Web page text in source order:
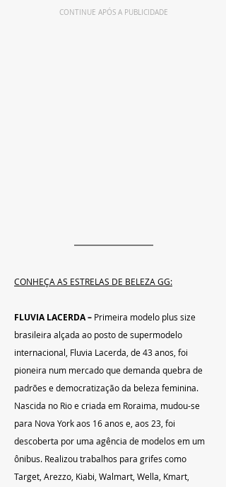
CONTINUE APÓS A PUBLICIDADE
CONHEÇA AS ESTRELAS DE BELEZA GG:
FLUVIA LACERDA – Primeira modelo plus size
brasileira alçada ao posto de supermodelo
internacional, Fluvia Lacerda, de 43 anos, foi
pioneira num mercado que demanda quebra de
padrões e democratização da beleza feminina.
Nascida no Rio e criada em Roraima, mudou-se
para Nova York aos 16 anos e, aos 23, foi
descoberta por uma agência de modelos em um
ônibus. Realizou trabalhos para grifes como
Target, Arezzo, Kiabi, Walmart, Wella, Kmart,